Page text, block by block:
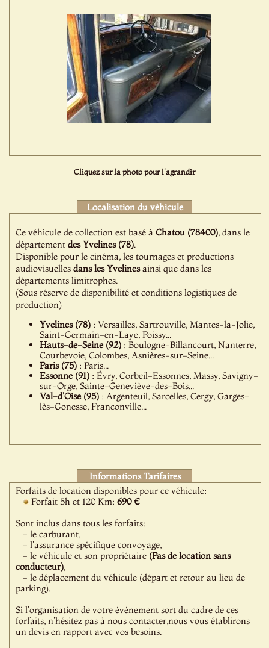
Cliquez sur la photo pour l'agrandir
Localisation du véhicule
Ce véhicule de collection est basé àChatou (78400), dans le
départementdes Yvelines (78).
Disponible pour le cinéma, les tournages et productions
audiovisuellesdans les Yvelinesainsi que dans les
départements limitrophes.
(Sous réserve de disponibilité et conditions logistiques de
production)
Yvelines (78) : Versailles, Sartrouville, Mantes-la-Jolie,
Saint-Germain-en-Laye, Poissy...
Hauts-de-Seine (92) : Boulogne-Billancourt, Nanterre,
Courbevoie, Colombes, Asnières-sur-Seine...
Paris (75) : Paris...
Essonne (91) : Évry, Corbeil-Essonnes, Massy, Savigny-
sur-Orge, Sainte-Geneviève-des-Bois...
Val-d'Oise (95) : Argenteuil, Sarcelles, Cergy, Garges-
lès-Gonesse, Franconville...
Informations Tarifaires
Forfaits de location disponibles pour ce véhicule:
Forfait 5h et 120 Km:690 €
Sont inclus dans tous les forfaits:
- le carburant,
- l'assurance spécifique convoyage,
- le véhicule et son propriétaire (Pas de location sans
conducteur),
- le déplacement du véhicule (départ et retour au lieu de
parking).
Si l'organisation de votre événement sort du cadre de ces
forfaits, n'hésitez pas à nous contacter,nous vous établirons
un devis en rapport avec vos besoins.